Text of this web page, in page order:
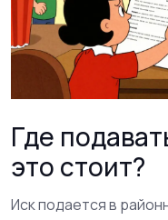
Где
это стоит?
Иск подается в